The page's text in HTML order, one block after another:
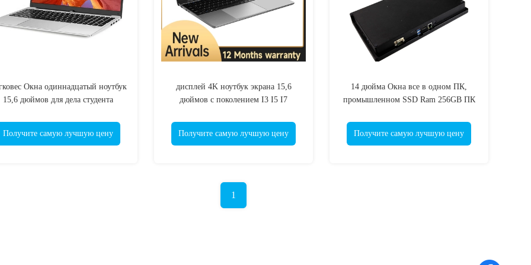
Окна одиннадцатый ноутбук
15,6 дюймов для дела студента
Получите самую лучшую цену
дисплей 4K ноутбук экрана 15,6
дюймов с поколением I3 I5 I7
Получите самую лучшую цену
14 дюйма Окна все в одном ПК,
промышленном SSD Ram 256GB ПК
Получите самую лучшую цену
1